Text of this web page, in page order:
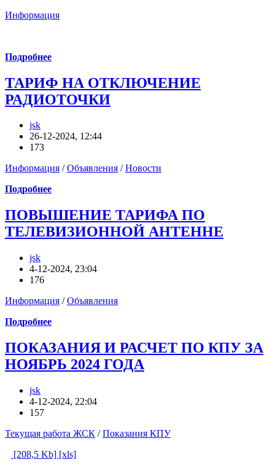
Информация
Подробнее
ТАРИФ НА ОТКЛЮЧЕНИЕ
РАДИОТОЧКИ
jsk
26-12-2024, 12:44
173
Информация /Объявления /Новости
Подробнее
ПОВЫШЕНИЕ ТАРИФА ПО
ТЕЛЕВИЗИОННОЙ АНТЕННЕ
jsk
4-12-2024, 23:04
176
Информация /Объявления
Подробнее
ПОКАЗАНИЯ И РАСЧЕТ ПО КПУ ЗА
НОЯБРЬ 2024 ГОДА
jsk
4-12-2024, 22:04
157
Текущая работа ЖСК /Показания КПУ
[208,5 Kb] [xls]